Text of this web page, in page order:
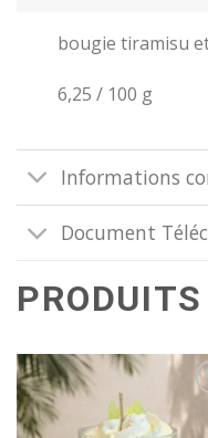
bougie tiramisu
6,25 / 100 g
Informations
Document